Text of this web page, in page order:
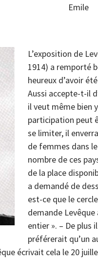
Emile
L’exposition de
1914) a remporté
heureux d’avoir
Aussi accepte-t-il
il veut même bien
participation peut
se limiter, il
de femmes dans
nombre de ces
de la place
a demandé de
est-ce que le
demande
entier ». – De plus
préférerait qu’un
écrivait cela le 20